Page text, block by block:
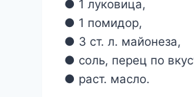
● 1 луковица,
● 1 помидор,
● 3 ст. л. майонеза,
● соль, перец по
● раст. масло.